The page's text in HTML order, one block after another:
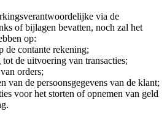
via de
of bijlagen bevatten, noch zal het
op:
de contante rekening;
de uitvoering van transacties;
orders;
van de persoonsgegevens van de klant;
voor het storten of opnemen van geld